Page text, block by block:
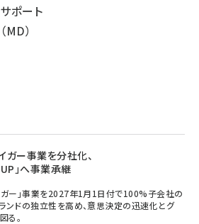
ポート
）
ガー事業を分社化、
」へ事業承継
ガー」事業を2027年1月1日付で100%子会社の
ンドの独立性を高め、意思決定の迅速化とグ
る。